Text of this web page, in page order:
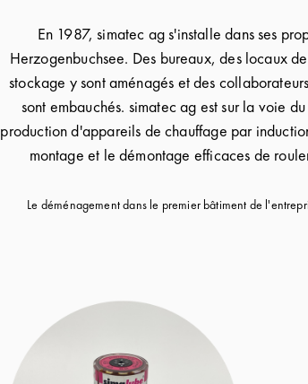
En 1987, simatec ag s'installe dans ses
Herzogenbuchsee. Des bureaux, des locaux
stockage y sont aménagés et des
sont embauchés. simatec ag est sur la voie
production d'appareils de chauffage par
montage et le démontage efficaces de
Le déménagement dans le premier bâtiment de